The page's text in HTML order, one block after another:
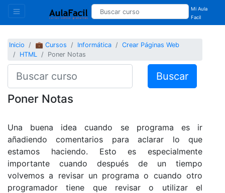
Mi Aula
Facil
Inicio 💼 Cursos Informática
Crear Páginas Web
HTML
Poner Notas
Buscar
Poner Notas
Una buena idea cuando se programa es ir
añadiendo comentarios para aclarar lo que
estamos haciendo. Esto es especialmente
importante cuando después de un tiempo
volvemos a revisar un programa o cuando otro
programador tiene que revisar o utilizar el